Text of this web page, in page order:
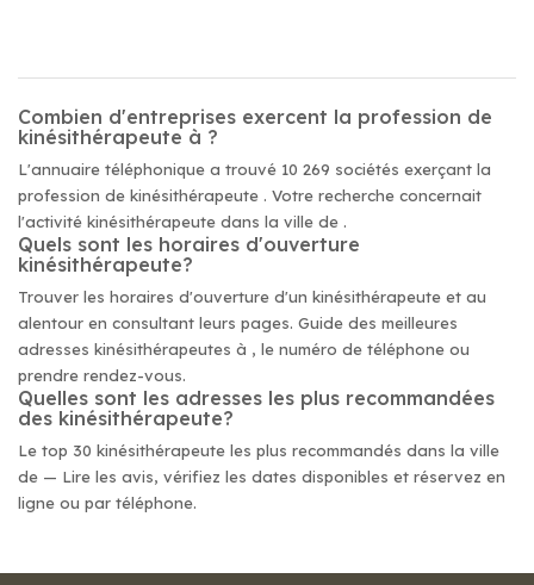
Combien d'entreprises exercent la profession de
kinésithérapeute à ?
L'annuaire téléphonique a trouvé 10 269 sociétés exerçant la
profession de kinésithérapeute . Votre recherche concernait
l'activité kinésithérapeute dans la ville de .
Quels sont les horaires d'ouverture
kinésithérapeute?
Trouver les horaires d'ouverture d'un kinésithérapeute et au
alentour en consultant leurs pages. Guide des meilleures
adresses kinésithérapeutes à , le numéro de téléphone ou
prendre rendez-vous.
Quelles sont les adresses les plus recommandées
des kinésithérapeute?
Le top 30 kinésithérapeute les plus recommandés dans la ville
de — Lire les avis, vérifiez les dates disponibles et réservez en
ligne ou par téléphone.